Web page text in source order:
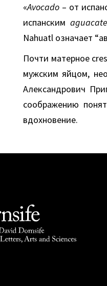
«Avocado – от
испанским
Nahuatl означает
Почти матерное
мужским яйцом,
Александрович
соображению
вдохновение.